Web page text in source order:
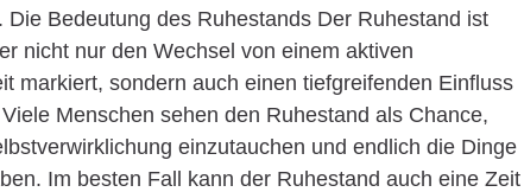
Bedeutung des Ruhestands Der Ruhestand ist
nicht nur den Wechsel von einem aktiven
markiert, sondern auch einen tiefgreifenden Einfluss
Menschen sehen den Ruhestand als Chance,
einzutauchen und endlich die Dinge
Im besten Fall kann der Ruhestand auch eine Zeit